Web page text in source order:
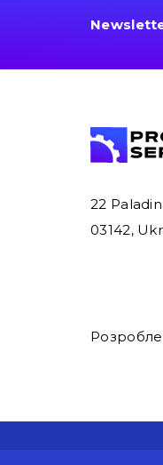
22
03142,